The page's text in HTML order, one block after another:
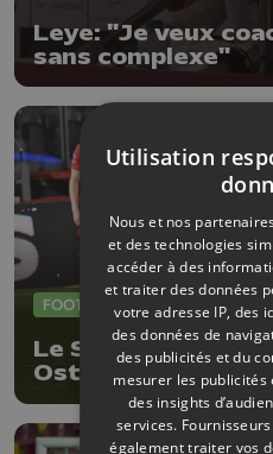
Leye: "Je veux
sans complexe"
FOOTBALL
Le Standard
Ostende
Utilisation
Nous et nos
et des technologies
accéder à des
et traiter des données
votre adresse IP, des
des données de
des publicités et du
mesurer les publicités
des insights
services.
également traiter vos